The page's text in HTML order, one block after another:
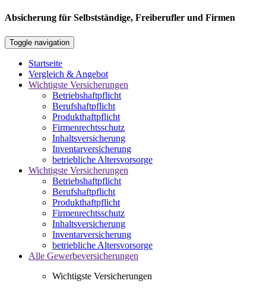
Absicherung für Selbstständige, Freiberufler und Firmen
Toggle navigation
Startseite
Vergleich & Angebot
Wichtigste Versicherungen
Betriebshaftpflicht
Berufshaftpflicht
Produkthaftpflicht
Firmenrechtsschutz
Inhaltsversicherung
Inventarversicherung
betriebliche Altersvorsorge
Wichtigste Versicherungen
Betriebshaftpflicht
Berufshaftpflicht
Produkthaftpflicht
Firmenrechtsschutz
Inhaltsversicherung
Inventarversicherung
betriebliche Altersvorsorge
Alle Gewerbeversicherungen
Wichtigste Versicherungen